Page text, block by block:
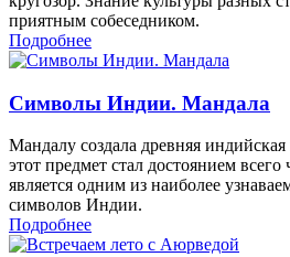
приятным собеседником.
Подробнее
Символы Индии. Мандала
Мандалу создала древняя
этот предмет стал достоянием
является одним из наиболее
символов Индии.
Подробнее